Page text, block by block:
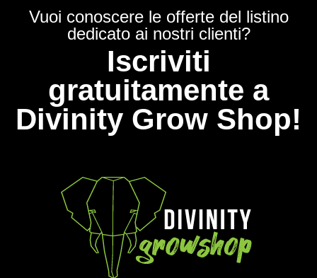
Vuoi conoscere le offerte del listino
dedicato ai nostri clienti?
Iscriviti
gratuitamente a
Divinity Grow Shop!